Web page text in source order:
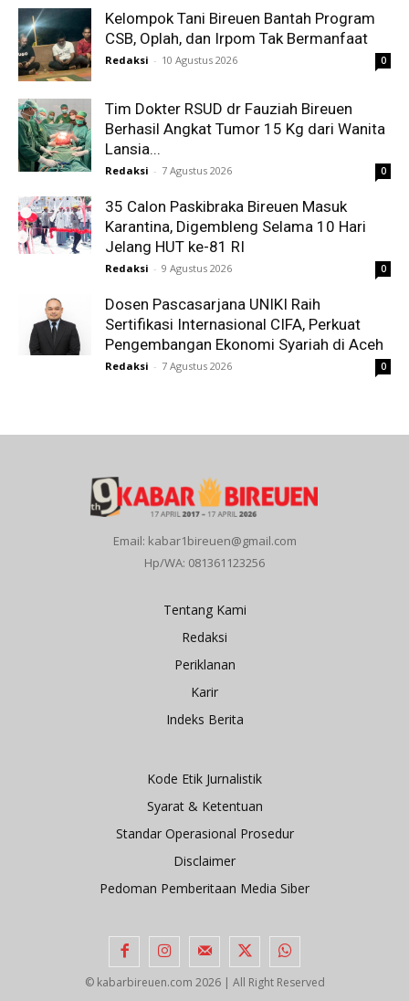
Kelompok Tani Bireuen Bantah Program
CSB, Oplah, dan Irpom Tak Bermanfaat
Redaksi - 10 Agustus 2026 0
Tim Dokter RSUD dr Fauziah Bireuen
Berhasil Angkat Tumor 15 Kg dari Wanita
Lansia...
Redaksi - 7 Agustus 2026 0
35 Calon Paskibraka Bireuen Masuk
Karantina, Digembleng Selama 10 Hari
Jelang HUT ke-81 RI
Redaksi - 9 Agustus 2026 0
Dosen Pascasarjana UNIKI Raih
Sertifikasi Internasional CIFA, Perkuat
Pengembangan Ekonomi Syariah di Aceh
Redaksi - 7 Agustus 2026 0
Email: kabar1bireuen@gmail.com
Hp/WA: 081361123256
Tentang Kami
Redaksi
Periklanan
Karir
Indeks Berita
Kode Etik Jurnalistik
Syarat & Ketentuan
Standar Operasional Prosedur
Disclaimer
Pedoman Pemberitaan Media Siber
© kabarbireuen.com 2026 | All Right Reserved